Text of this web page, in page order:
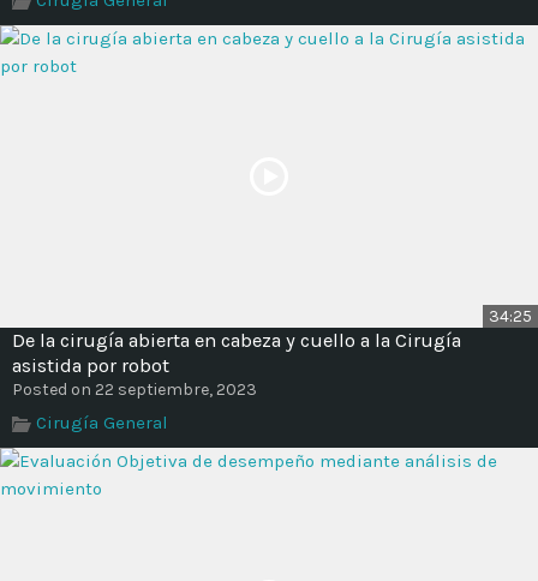
34:25
De la cirugía abierta en cabeza y cuello a la Cirugía
asistida por robot
Posted on 22 septiembre, 2023
Cirugía General